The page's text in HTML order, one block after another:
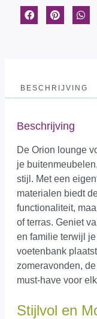
BESCHRIJVING
Beschrijving
De Orion lounge
je
stijl. Met een
materialen biedt
functionaliteit,
of terras. Geniet
en familie terwijl
voetenbank
zomeravonden,
must-have voor
Stijlvol en